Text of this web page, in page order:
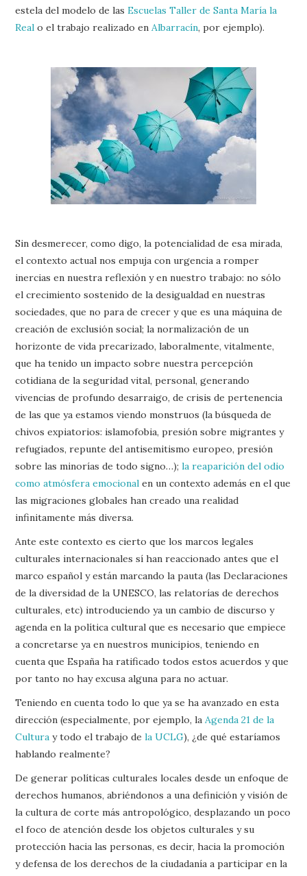
estela del modelo de lasEscuelas Taller de Santa María la
Real o el trabajo realizado en Albarracín, por ejemplo).
Sin desmerecer, como digo, la potencialidad de esa mirada,
el contexto actual nos empuja con urgencia a romper
inercias en nuestra reflexión y en nuestro trabajo: no sólo
el crecimiento sostenido de la desigualdad en nuestras
sociedades, que no para de crecer y que es una máquina de
creación de exclusión social; la normalización de un
horizonte de vida precarizado, laboralmente, vitalmente,
que ha tenido un impacto sobre nuestra percepción
cotidiana de la seguridad vital, personal, generando
vivencias de profundo desarraigo, de crisis de pertenencia
de las que ya estamos viendo monstruos (la búsqueda de
chivos expiatorios: islamofobia, presión sobre migrantes y
refugiados, repunte del antisemitismo europeo, presión
sobre las minorías de todo signo…);la reaparición del odio
como atmósfera emocional en un contexto además en el que
las migraciones globales han creado una realidad
infinitamente más diversa.
Ante este contexto es cierto que los marcos legales
culturales internacionales sí han reaccionado antes que el
marco español y están marcando la pauta (las Declaraciones
de la diversidad de la UNESCO, las relatorías de derechos
culturales, etc) introduciendo ya un cambio de discurso y
agenda en la política cultural que es necesario que empiece
a concretarse ya en nuestros municipios, teniendo en
cuenta que España ha ratificado todos estos acuerdos y que
por tanto no hay excusa alguna para no actuar.
Teniendo en cuenta todo lo que ya se ha avanzado en esta
dirección (especialmente, por ejemplo, laAgenda 21 de la
Cultura y todo el trabajo dela UCLG), ¿de qué estaríamos
hablando realmente?
De generar políticas culturales locales desde un enfoque de
derechos humanos, abriéndonos a una definición y visión de
la cultura de corte más antropológico, desplazando un poco
el foco de atención desde los objetos culturales y su
protección hacia las personas, es decir, hacia la promoción
y defensa de los derechos de la ciudadanía a participar en la